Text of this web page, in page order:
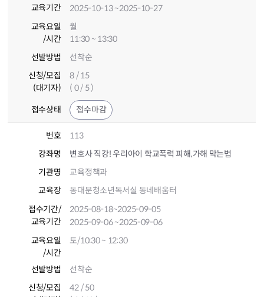
교육기간
2025-10-13~2025-10-27
교육요일
/시간
월
11:30 ~ 13:30
선발방법
선착순
신청/모집
(대기자)
8 / 15
( 0 / 5 )
접수상태 접수마감
번호
113
강좌명
변호사 직강! 우리아이 학교폭력 피해,가해 막는법
기관명
교육정책과
교육장
동대문청소년독서실 동네배움터
접수기간/
교육기간
2025-08-18~2025-09-05
2025-09-06~2025-09-06
교육요일
/시간
토/10:30 ~ 12:30
선발방법
선착순
신청/모집
42 / 50